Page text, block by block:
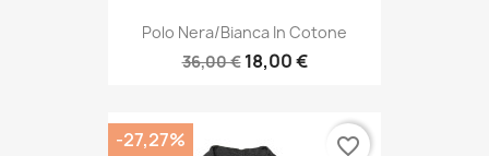
Polo Nera/Bianca In Cotone
36,00 € 18,00 €
-27,27% favorite_border